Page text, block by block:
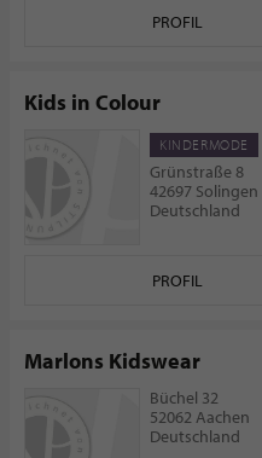
PROFIL
Kids in Colour
KINDERMODE
Grünstraße 8
42697 Solingen
Deutschland
PROFIL
Marlons Kidswear
Büchel 32
52062 Aachen
Deutschland